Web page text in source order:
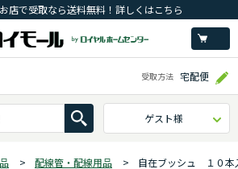
店で受取なら送料無料！詳しくはこちら
受取方法 宅配便
ゲスト様
> 配線管・配線用品 > 自在ブッシュ １０